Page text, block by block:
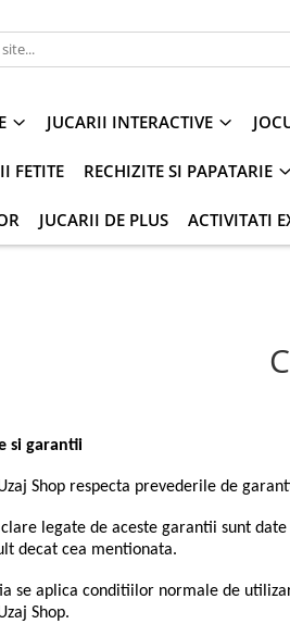
JUCARII INTERACTIVE
FETITE RECHIZITE SI PAPATARIE
JUCARII DE PLUS ACTIVITATI
si garantii
Shop respecta prevederile de
legate de aceste garantii sunt
decat cea mentionata.
se aplica conditiilor normale de
Shop.